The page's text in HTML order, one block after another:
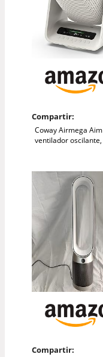
Compartir:
Coway Airmega
ventilador
Compartir: